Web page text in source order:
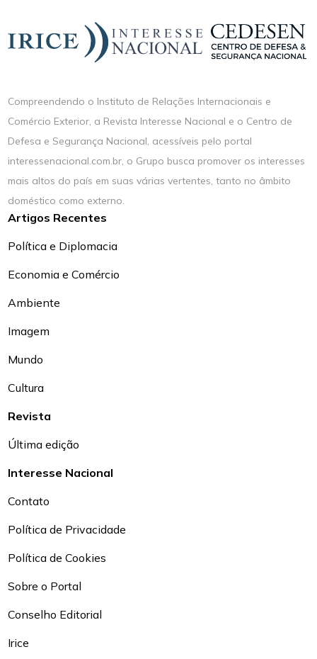
Compreendendo o Instituto de Relações Internacionais e
Comércio Exterior, a Revista Interesse Nacional e o Centro de
Defesa e Segurança Nacional, acessíveis pelo portal
interessenacional.com.br, o Grupo busca promover os interesses
mais altos do país em suas várias vertentes, tanto no âmbito
doméstico como externo.
Artigos Recentes
Política e Diplomacia
Economia e Comércio
Ambiente
Imagem
Mundo
Cultura
Revista
Última edição
Interesse Nacional
Contato
Política de Privacidade
Política de Cookies
Sobre o Portal
Conselho Editorial
Irice